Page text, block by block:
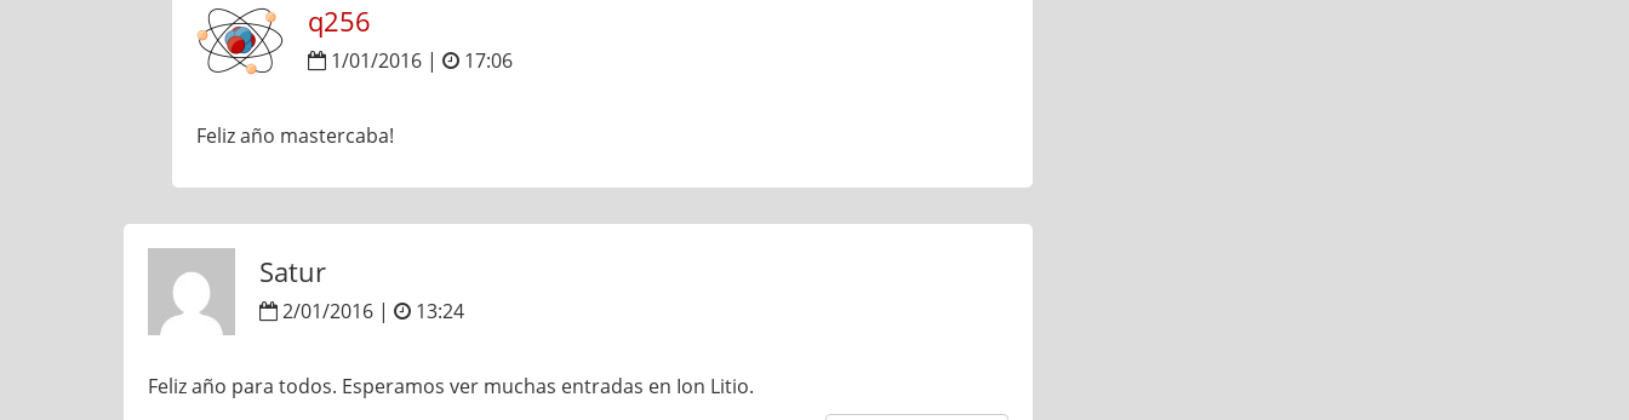
q256
1/01/2016 | 17:06
Feliz año mastercaba!
Satur
2/01/2016 | 13:24
Feliz año para todos. Esperamos ver muchas entradas en Ion Litio.